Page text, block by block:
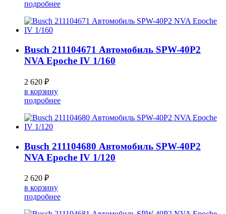
подробнее
Busch 211104671 Автомобиль SPW-40P2
NVA Epoche IV 1/160
2 620 ₽
в корзину
подробнее
Busch 211104680 Автомобиль SPW-40P2
NVA Epoche IV 1/120
2 620 ₽
в корзину
подробнее